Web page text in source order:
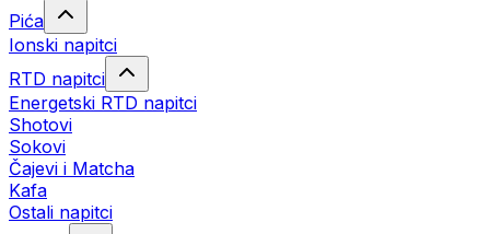
Pića
Ionski napitci
RTD napitci
Energetski RTD napitci
Shotovi
Sokovi
Čajevi i Matcha
Kafa
Ostali napitci